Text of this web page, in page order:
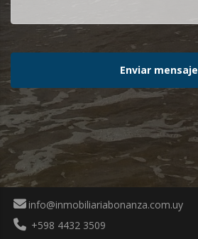
Enviar mensaje
info@inmobiliariabonanza.com.uy
+598 4432 3509